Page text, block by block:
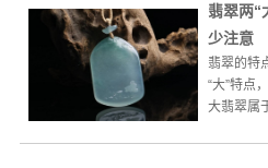
翡翠两“
少注意
翡翠的特
“大”特点
大翡翠属